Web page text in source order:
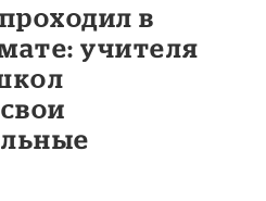
в
учителя